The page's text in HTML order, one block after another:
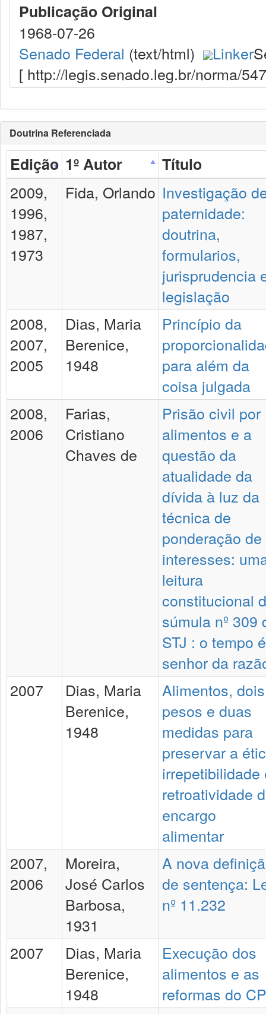
Publicação Original
1968-07-26
Senado Federal (text/html) Linker
[ http://legis.senado.leg.br/norma/
Doutrina Referenciada
Edição 1º Autor
Título
2009,
1996,
1987,
1973
Fida, Orlando Investigação
paternidade:
doutrina,
formularios,
jurisprudencia
legislação
2008,
2007,
2005
Dias, Maria
Berenice,
1948
Princípio da
para além da
coisa julgada
2008,
2006
Farias,
Cristiano
Chaves de
Prisão civil por
alimentos e a
questão da
atualidade da
dívida à luz da
técnica de
ponderação de
interesses:
leitura
constitucional
súmula nº 309
STJ : o tempo
senhor da
2007
Dias, Maria
Berenice,
1948
Alimentos, dois
pesos e duas
medidas para
preservar a
irrepetibilidade
retroatividade
encargo
alimentar
2007,
2006
Moreira,
José Carlos
Barbosa,
1931
A nova
de sentença:
nº 11.232
2007
Dias, Maria
Berenice,
1948
Execução dos
alimentos e as
reformas do